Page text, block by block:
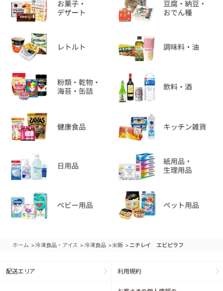
ホーム >冷凍食品・アイス > 冷凍食品 >米飯 > ニチレイ エビピラフ
配送エリア 利用規約